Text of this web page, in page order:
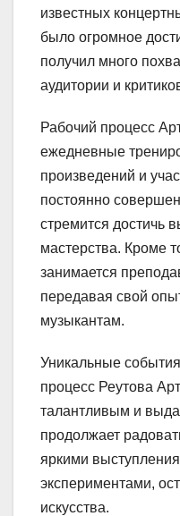
известных
было огромное
получил много
аудитории и
Рабочий процесс
ежедневные
произведений и
постоянно
стремится достичь
мастерства. Кроме
занимается
передавая свой
музыкантам.
Уникальные
процесс Реутова
талантливым и
продолжает
яркими
экспериментами,
искусства.